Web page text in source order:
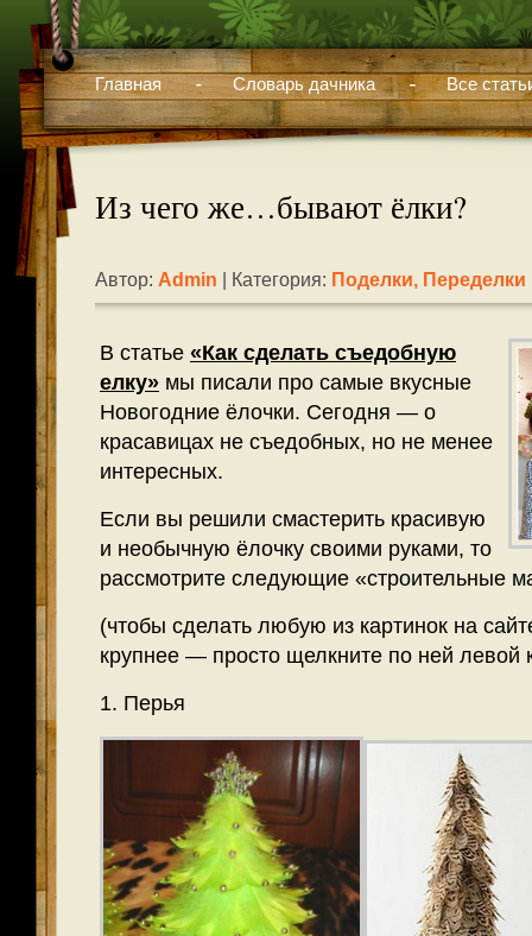
Главная Словарь дачника Все
Из чего же…бывают ёлки?
Автор: Admin | Категория: Поделки, Переделки
В статье «Как сделать съедобную
елку» мы писали про самые вкусные
Новогодние ёлочки. Сегодня — о
красавицах не съедобных, но не менее
интересных.
Если вы решили смастерить красивую
и необычную ёлочку своими руками, то
рассмотрите следующие «строительные
(чтобы сделать любую из картинок на
крупнее — просто щелкните по ней левой
1. Перья